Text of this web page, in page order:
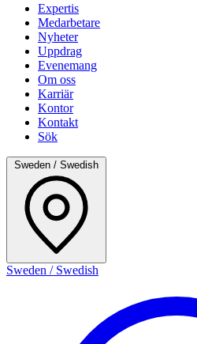
Expertis
Medarbetare
Nyheter
Uppdrag
Evenemang
Om oss
Karriär
Kontor
Kontakt
Sök
Sweden / Swedish
Sweden / Swedish